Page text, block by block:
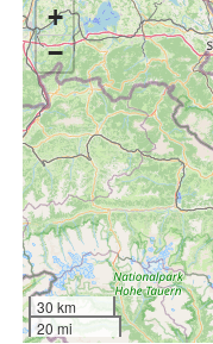
+
−
30 km
20 mi